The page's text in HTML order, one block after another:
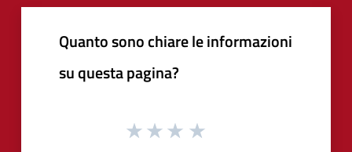
Quanto sono chiare le informazioni
su questa pagina?